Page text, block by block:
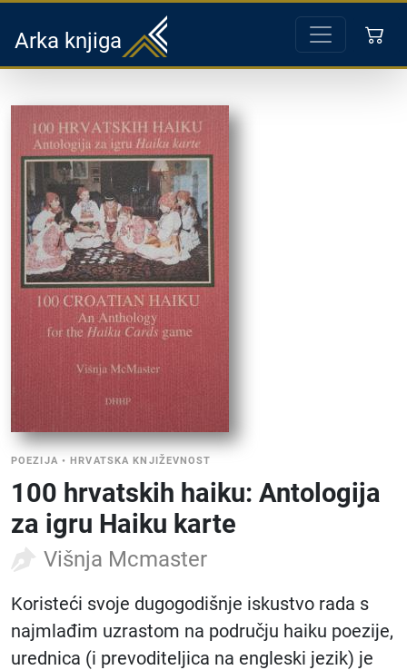
Arka knjiga
POEZIJA •HRVATSKA KNJIŽEVNOST
100 hrvatskih haiku: Antologija
za igru Haiku karte
Višnja Mcmaster
Koristeći svoje dugogodišnje iskustvo rada s
najmlađim uzrastom na području haiku poezije,
urednica (i prevoditeljica na engleski jezik) je